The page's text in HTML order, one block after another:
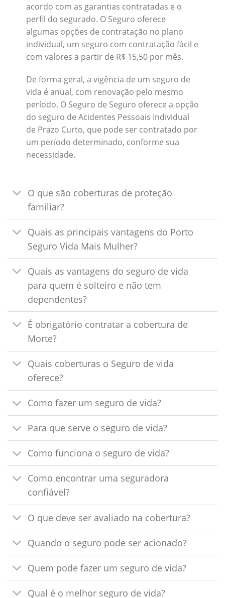
acordo com as garantias contratadas e o
perfil do segurado. O Seguro oferece
algumas opções de contratação no plano
individual, um seguro com contratação fácil e
com valores a partir de R$ 15,50 por mês.
De forma geral, a vigência de um seguro de
vida é anual, com renovação pelo mesmo
período. O Seguro de Seguro oferece a opção
do seguro de Acidentes Pessoais Individual
de Prazo Curto, que pode ser contratado por
um período determinado, conforme sua
necessidade.
O que são coberturas de proteção
familiar?
Quais as principais vantagens do Porto
Seguro Vida Mais Mulher?
Quais as vantagens do seguro de vida
para quem é solteiro e não tem
dependentes?
É obrigatório contratar a cobertura de
Morte?
Quais coberturas o Seguro de vida
oferece?
Como fazer um seguro de vida?
Para que serve o seguro de vida?
Como funciona o seguro de vida?
Como encontrar uma seguradora
confiável?
O que deve ser avaliado na cobertura?
Quando o seguro pode ser acionado?
Quem pode fazer um seguro de vida?
Qual é o melhor seguro de vida?